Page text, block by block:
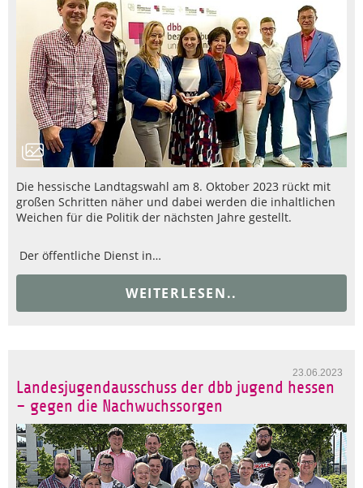
Die hessische Landtagswahl am 8. Oktober 2023 rückt mit
großen Schritten näher und dabei werden die inhaltlichen
Weichen für die Politik der nächsten Jahre gestellt.
Der öffentliche Dienst in…
WEITERLESEN..
23.06.2023
Landesjugendausschuss der dbb jugend hessen
– gegen die Nachwuchssorgen